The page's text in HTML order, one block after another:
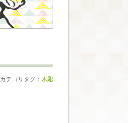
カテゴリタグ： 木彫